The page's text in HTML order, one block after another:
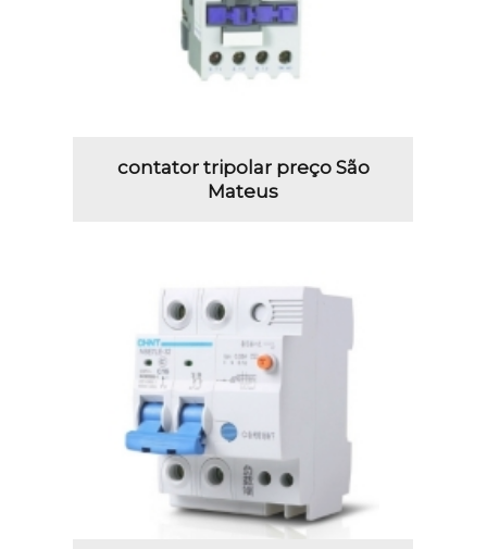
contator tripolar preço São
Mateus